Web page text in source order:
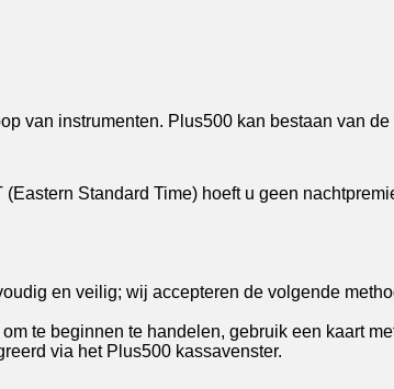
van instrumenten. Plus500 kan bestaan van
Standard Time) hoeft u geen
en veilig; wij accepteren de volgende
te beginnen te handelen, gebruik een kaart
via het Plus500 kassavenster.